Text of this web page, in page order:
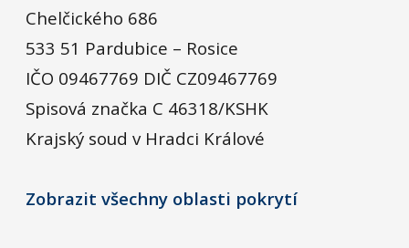
Chelčického 686
533 51 Pardubice – Rosice
IČO 09467769 DIČ CZ09467769
Spisová značka C 46318/KSHK
Krajský soud v Hradci Králové
Zobrazit všechny oblasti pokrytí